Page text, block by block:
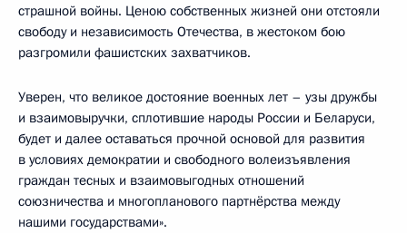
страшной войны. Ценою собственных жизней они отстояли
свободу и независимость Отечества, в жестоком бою
разгромили фашистских захватчиков.
Уверен, что великое достояние военных лет – узы дружбы
и взаимовыручки, сплотившие народы России и Беларуси,
будет и далее оставаться прочной основой для развития
в условиях демократии и свободного волеизъявления
граждан тесных и взаимовыгодных отношений
союзничества и многопланового партнёрства между
нашими государствами».